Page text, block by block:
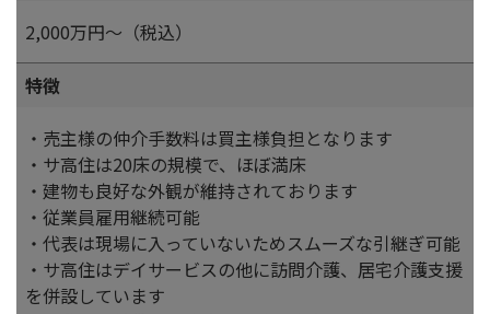
2,000万円～（税込）
特徴
・売主様の仲介手数料は買主様負担となります
・サ高住は20床の規模で、ほぼ満床
・建物も良好な外観が維持されております
・従業員雇用継続可能
・代表は現場に入っていないためスムーズな引継ぎ可能
・サ高住はデイサービスの他に訪問介護、居宅介護支援
を併設しています